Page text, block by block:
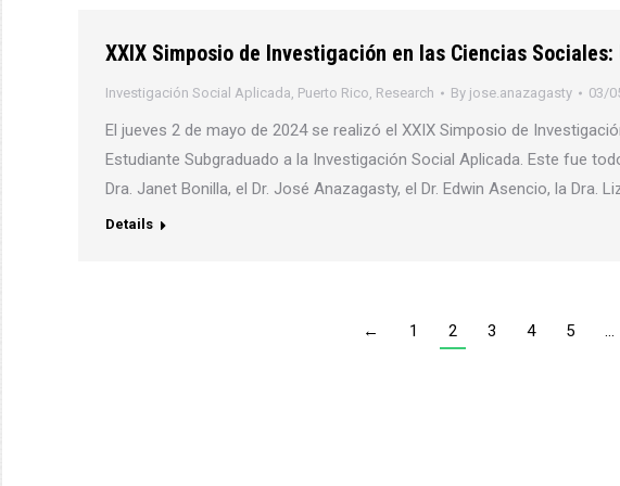
XXIX Simposio de Investigación en las Ciencias Sociales:
Investigación Social Aplicada, Puerto Rico, Research By jose.anazagasty 03/
El jueves 2 de mayo de 2024 se realizó el XXIX Simposio de
Estudiante Subgraduado a la Investigación Social Aplicada. Este fue
Dra. Janet Bonilla, el Dr. José Anazagasty, el Dr. Edwin Asencio, la Dra.
Details
← 1 2 3 4 5 …